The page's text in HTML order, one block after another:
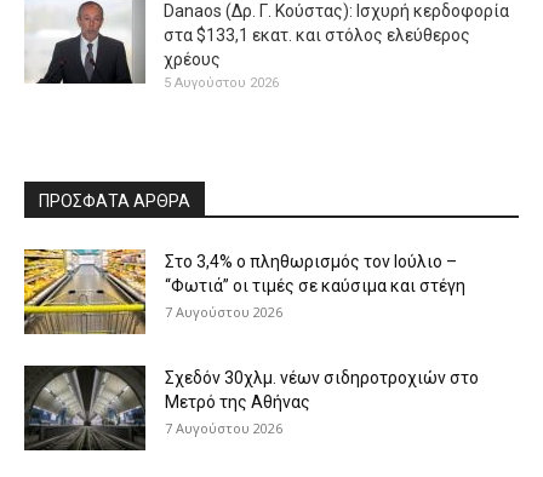
Danaos (Δρ. Γ. Κούστας): Ισχυρή κερδοφορία
στα $133,1 εκατ. και στόλος ελεύθερος
χρέους
5 Αυγούστου 2026
ΠΡΟΣΦΑΤΑ ΑΡΘΡΑ
Στο 3,4% ο πληθωρισμός τον Ιούλιο –
“Φωτιά” οι τιμές σε καύσιμα και στέγη
7 Αυγούστου 2026
Σχεδόν 30χλμ. νέων σιδηροτροχιών στο
Μετρό της Αθήνας
7 Αυγούστου 2026